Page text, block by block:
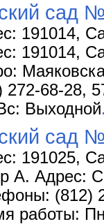
сад
191014,
191014,
272-68-28,
Выходной
сад
191025,
А. Адрес:
(812)
работы: